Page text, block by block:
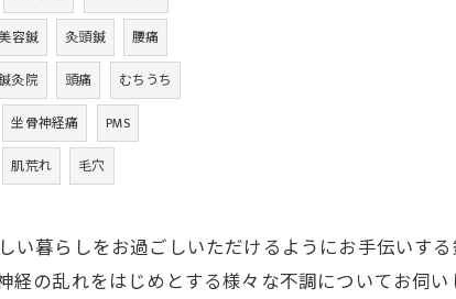
容鍼 灸頭鍼
腰痛
灸院 頭痛
むちうち
坐骨神経痛
PMS
肌荒れ 毛穴
い暮らしをお過ごしいただけるようにお手伝いす
経の乱れをはじめとする様々な不調についてお伺